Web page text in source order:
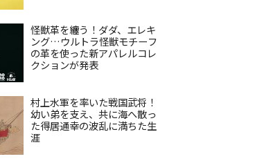
怪獣革を纏う！ダダ、エレキ
ング…ウルトラ怪獣モチーフ
の革を使った新アパレルコレ
クションが発表
村上水軍を率いた戦国武将！
幼い弟を支え、共に海へ散っ
た得居通幸の波乱に満ちた生
涯